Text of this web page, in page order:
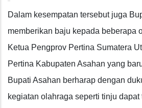
Dalam kesempatan tersebut juga
memberikan baju kepada beberapa
Ketua Pengprov Pertina Sumatera
Pertina Kabupaten Asahan yang
Bupati Asahan berharap dengan
kegiatan olahraga seperti tinju dapat